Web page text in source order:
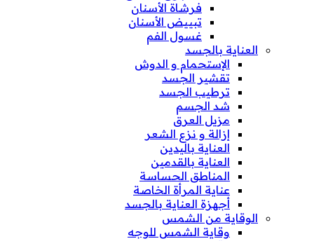
فرشاة الأسنان
تبييض الأسنان
غسول الفم
العناية بالجسد
الإستحمام و الدوش
تقشير الجسد
ترطيب الجسد
شد الجسم
مزيل العرق
إزالة و نزع الشعر
العناية باليدين
العناية بالقدمين
المناطق الحساسة
عناية المرأة الخاصة
أجهزة العناية بالجسد
الوقاية من الشمس
وقاية الشمس للوجه